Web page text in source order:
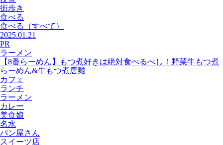
街歩き
食べる
食べる
（すべて）
2025.01.21
PR
ラーメン
【8番らーめん】もつ煮好きは絶対食べるべし！野菜牛もつ煮
らーめん&牛もつ煮唐麺
カフェ
ランチ
ラーメン
カレー
美食娘
名水
パン屋さん
スイーツ店